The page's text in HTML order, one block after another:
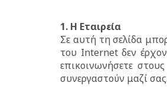
1. Η Εταιρεία
Σε αυτή τη σελίδα
του Internet δεν
επικοινωνήσετε
συνεργαστούν μαζί σας.